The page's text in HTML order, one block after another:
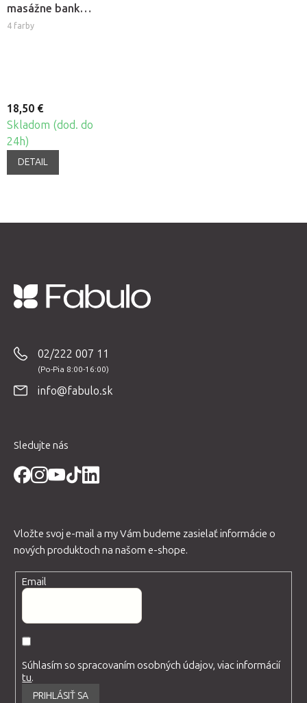
masážne banky
Fabulo
4 farby
18,50 €
Skladom (dod. do
24h)
DETAIL
02/222 007 11
info@fabulo.sk
Sledujte nás
Vložte svoj e-mail a my Vám budeme zasielať informácie o
nových produktoch na našom e-shope.
Email
Súhlasím so spracovaním osobných údajov, viac informácií
tu.
PRIHLÁSIŤ SA